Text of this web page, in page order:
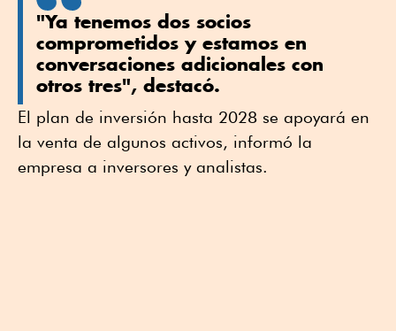
"Ya tenemos dos socios
comprometidos y estamos en
conversaciones adicionales con
otros tres", destacó.
El plan de inversión hasta 2028 se apoyará en
la venta de algunos activos, informó la
empresa a inversores y analistas.